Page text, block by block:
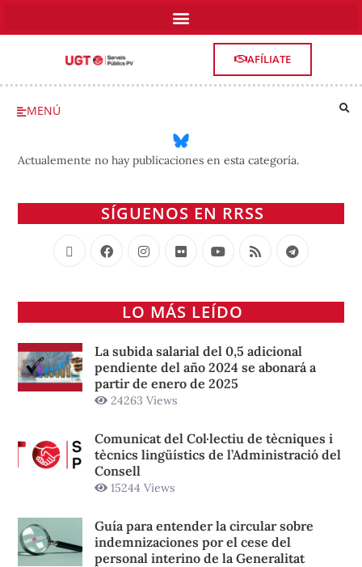
AFÍLIATE
MENÚ
Actualemente no hay publicaciones en esta categoría.
SÍGUENOS EN RRSS
LO MÁS LEÍDO
La subida salarial del 0,5 adicional
pendiente del año 2024 se abonará a
partir de enero de 2025
24263 Views
Comunicat del Col·lectiu de tècniques i
tècnics lingüístics de l’Administració del
Consell
15244 Views
Guía para entender la circular sobre
indemnizaciones por el cese del
personal interino de la Generalitat